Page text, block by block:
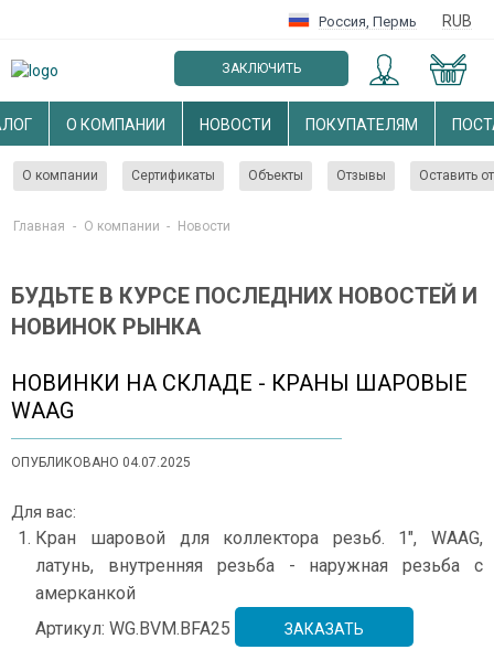
Россия, Пермь RUB
ЗАКЛЮЧИТЬ
ОПТОВЫЙ ДОГОВОР
О КОМПАНИИ НОВОСТИ ПОКУПАТЕЛЯМ
О компании Сертификаты Объекты Отзывы Оставить
Главная - О компании - Новости
БУДЬТЕ В КУРСЕ ПОСЛЕДНИХ НОВОСТЕЙ И
НОВИНОК РЫНКА
НОВИНКИ НА СКЛАДЕ - КРАНЫ ШАРОВЫЕ
WAAG
ОПУБЛИКОВАНО 04.07.2025
Для вас:
Кран шаровой для коллектора резьб. 1", WAAG,
латунь, внутренняя резьба - наружная резьба с
амерканкой
Артикул: WG.BVM.BFA25
ЗАКАЗАТЬ